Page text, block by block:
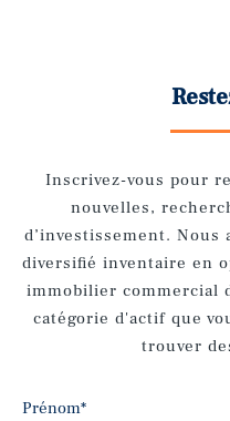
Inscrivez-vous pour
nouvelles,
d’investissement.
diversifié inventaire en
immobilier commercial
catégorie d'actif que
trouver
Prénom*